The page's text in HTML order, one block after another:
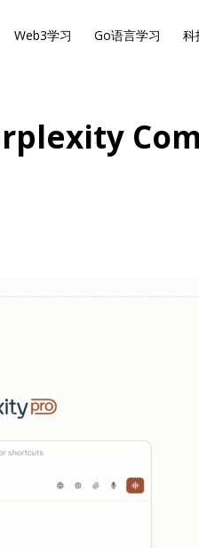
Web3学习 Go语言学习 科